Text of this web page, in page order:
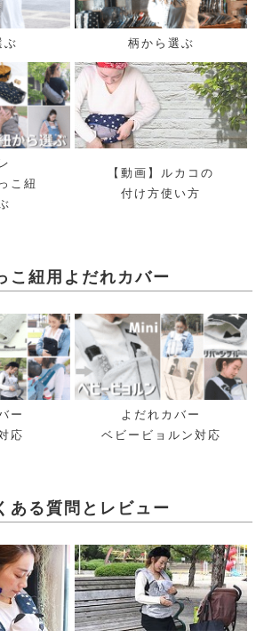
ぶ 柄から選ぶ
こ紐
【動画】ルカコの
付け方使い方
こ紐用よだれカバー
ー
応
よだれカバー
ベビービョルン対応
ある質問とレビュー